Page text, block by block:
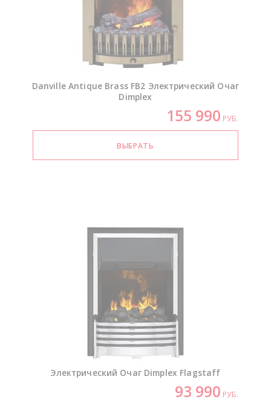
Danville Antique Brass FB2 Электрический Очаг
Dimplex
155 990 РУБ.
Электрический Очаг Dimplex Flagstaff
93 990 РУБ.